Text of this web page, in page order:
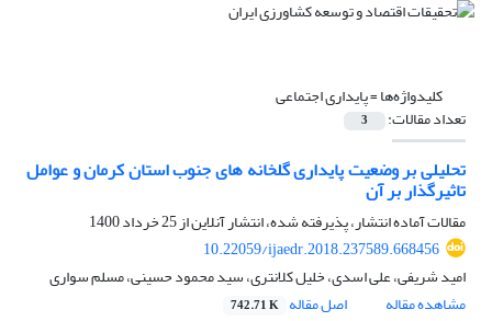
کلیدواژه‌ها =پایداری اجتماعی
تعداد مقالات: 3
تحلیلی بر وضعیت پایداری گلخانه‏ های جنوب استان کرمان و عوامل
تاثیرگذار بر آن
مقالات آماده انتشار، پذیرفته شده، انتشار آنلاین از25 خرداد 1400
10.22059/ijaedr.2018.237589.668456
امید شریفی، علی اسدی، خلیل کلانتری، سید محمود حسینی، مسلم سواری
مشاهده مقاله
اصل مقاله 742.71 K